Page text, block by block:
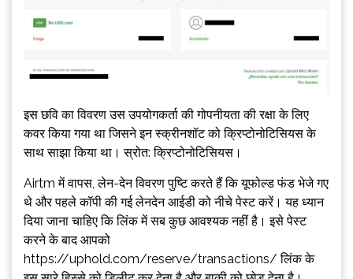
इस छवि का विवरण उस उपयोगकर्ता की गोपनीयता की रक्षा के लिए
कवर किया गया था जिसने इन स्क्रीनशॉट को क्रिप्टोनोटिसियस के
साथ साझा किया था। स्रोत: क्रिप्टोनोटिसियस।
Airtm में वापस, लेन-देन विवरण पुष्टि करते हैं कि यूफोल्ड फंड भेजे गए
थे और पहले कॉपी की गई लेनदेन आईडी को नीचे पेस्ट करें। यह ध्यान
दिया जाना चाहिए कि लिंक में सब कुछ आवश्यक नहीं है। इसे पेस्ट
करने के बाद आपको
https://uphold.com/reserve/transactions/ लिंक के